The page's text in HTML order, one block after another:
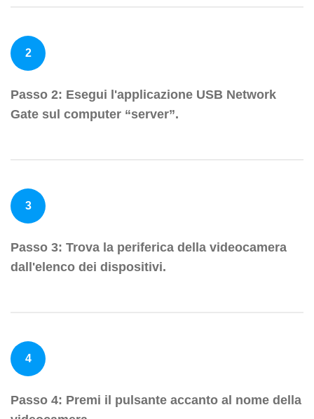
2
Passo 2: Esegui l'applicazione USB Network
Gate sul computer “server”.
3
Passo 3: Trova la periferica della videocamera
dall'elenco dei dispositivi.
4
Passo 4: Premi il pulsante accanto al nome della